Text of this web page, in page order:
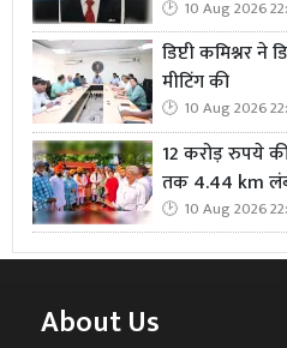
10 Aug 2026
डिप्टी कमिश्नर ने
मीटिंग की
10 Aug 2026
12 करोड़ रुपये
तक 4.44 km
10 Aug 2026
About Us